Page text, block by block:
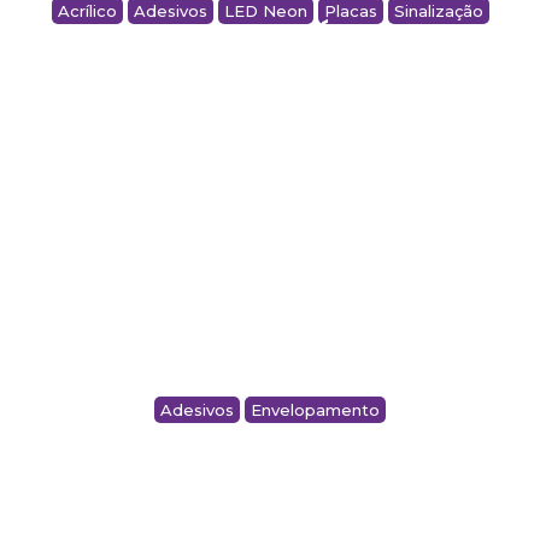
Acrílico Adesivos LED Neon Placas Sinalização
PLACA CANTO DO CAFÉ – MACHADO
Adesivos Envelopamento
ENVELOPAMENTO CERVEJEIRA CONSUL